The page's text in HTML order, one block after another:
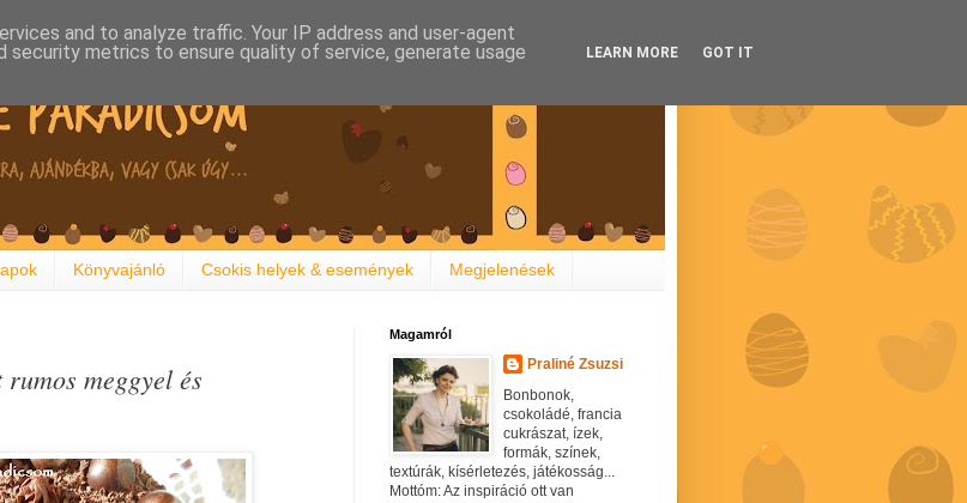
Könyvajánló Csokis helyek & események Megjelenések
meggyel és
Magamról
Praliné Zsuzsi
Bonbonok,
csokoládé, francia
cukrászat, ízek,
formák, színek,
textúrák, kísérletezés, játékosság...
Mottóm: Az inspiráció ott van
and to analyze traffic. Your IP address and user-agent
security metrics to ensure quality of service, generate usage
LEARN MORE GOT IT